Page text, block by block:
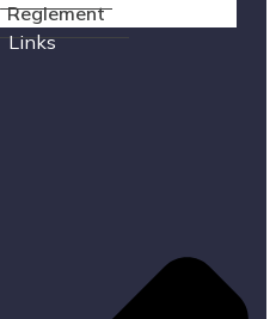
Reglement
Links